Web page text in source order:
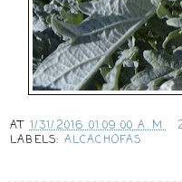
AT1/31/2016 01:09:00 A. M.
LABELS: ALCACHOFAS